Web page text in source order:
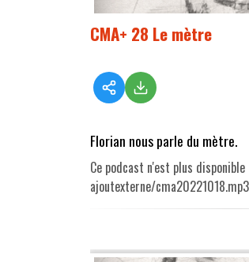
CMA+ 28 Le mètre
Florian nous parle du mètre.
Ce podcast n'est plus disponible
ajoutexterne/